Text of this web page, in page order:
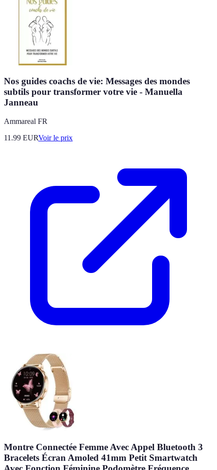
Nos guides coachs de vie: Messages des mondes
subtils pour transformer votre vie - Manuella
Janneau
Ammareal FR
11.99 EURVoir le prix
Montre Connectée Femme Avec Appel Bluetooth 3
Bracelets Écran Amoled 41mm Petit Smartwatch